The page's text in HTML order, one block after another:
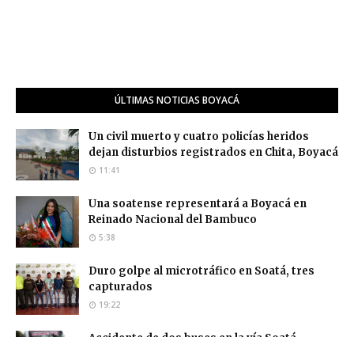
ÚLTIMAS NOTICIAS BOYACÁ
Un civil muerto y cuatro policías heridos
dejan disturbios registrados en Chita, Boyacá
11:41
Una soatense representará a Boyacá en
Reinado Nacional del Bambuco
5:38
Duro golpe al microtráfico en Soatá, tres
capturados
19:22